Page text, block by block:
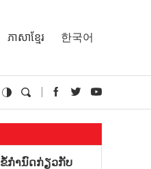
ភាសាខ្មែរ 한국어
ຂໍ້ກຳນົດກ່ຽວກັບ